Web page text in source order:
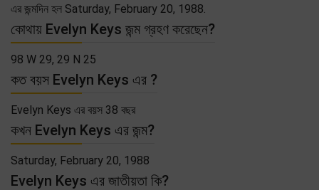
এর জন্মদিন হল Saturday, February 20, 1988.
কোথায় Evelyn Keys জন্ম গ্রহণ করেছেন?
98 W 29, 29 N 25
কত বয়স Evelyn Keys এর ?
Evelyn Keys এর বয়স 38 বছর
কখন Evelyn Keys এর জন্ম?
Saturday, February 20, 1988
Evelyn Keys এর জাতীয়তা কি?